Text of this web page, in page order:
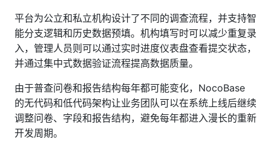
平台为公立和私立机构设计了不同的调查流程，并支持智
能分支逻辑和历史数据预填。机构填写时可以减少重复录
入，管理人员则可以通过实时进度仪表盘查看提交状态，
并通过集中式数据验证流程提高数据质量。
由于普查问卷和报告结构每年都可能变化，NocoBase
的无代码和低代码架构让业务团队可以在系统上线后继续
调整问卷、字段和报告结构，避免每年都进入漫长的重新
开发周期。